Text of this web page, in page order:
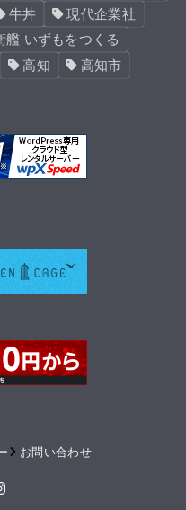
牛丼
現代企業社
艦 いずもをつくる
高知 高知市
お問い合わせ